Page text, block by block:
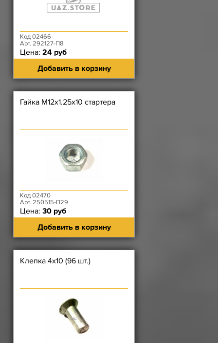
Код 02466
Арт. 292127-П8
Цена: 24 руб
Добавить в корзину
Гайка М12х1.25х10 стартера
Код 02470
Арт. 250515-П29
Цена: 30 руб
Добавить в корзину
Клепка 4х10 (96 шт.)